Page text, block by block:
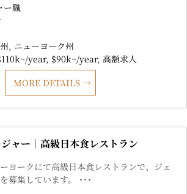
ー職
ニューヨーク州
year $90k~/year 高額求人
MORE DETAILS
ャー｜高級日本食レストラン
ヨークにて高級日本食レストランで、ジェ
募集しています。 ･･･